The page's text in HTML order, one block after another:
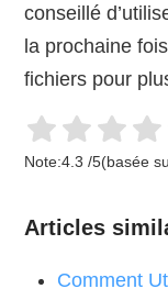
conseillé
la prochaine
fichiers pour
Note:4.3 /5(basée
Articles
Comment